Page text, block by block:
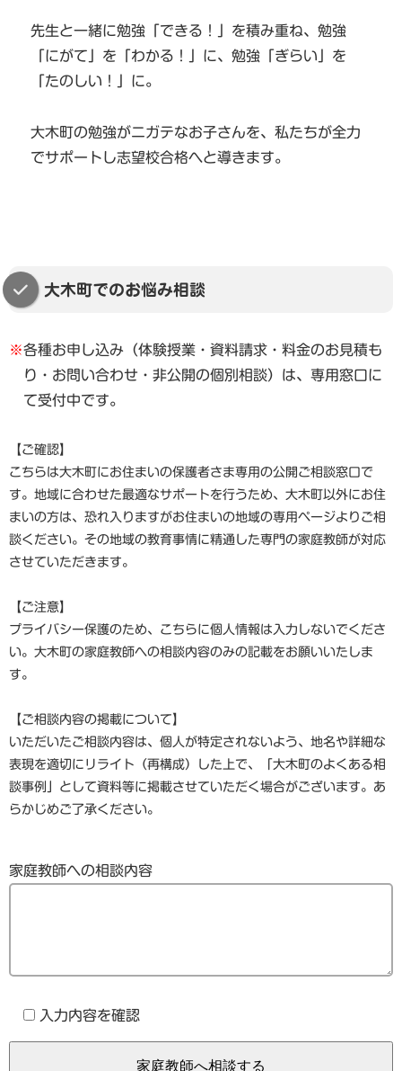
先生と一緒に勉強「できる！」を積み重ね、勉強
「にがて」を「わかる！」に、勉強「ぎらい」を
「たのしい！」に。
大木町の勉強がニガテなお子さんを、私たちが全力
でサポートし志望校合格へと導きます。
大木町でのお悩み相談
※各種お申し込み（体験授業・資料請求・料金のお見積も
り・お問い合わせ・非公開の個別相談）は、専用窓口に
て受付中です。
【ご確認】
こちらは大木町にお住まいの保護者さま専用の公開ご相談窓口で
す。地域に合わせた最適なサポートを行うため、大木町以外にお住
まいの方は、恐れ入りますがお住まいの地域の専用ページよりご相
談ください。その地域の教育事情に精通した専門の家庭教師が対応
させていただきます。
【ご注意】
プライバシー保護のため、こちらに個人情報は入力しないでくださ
い。大木町の家庭教師への相談内容のみの記載をお願いいたしま
す。
【ご相談内容の掲載について】
いただいたご相談内容は、個人が特定されないよう、地名や詳細な
表現を適切にリライト（再構成）した上で、「大木町のよくある相
談事例」として資料等に掲載させていただく場合がございます。あ
らかじめご了承ください。
家庭教師への相談内容
入力内容を確認